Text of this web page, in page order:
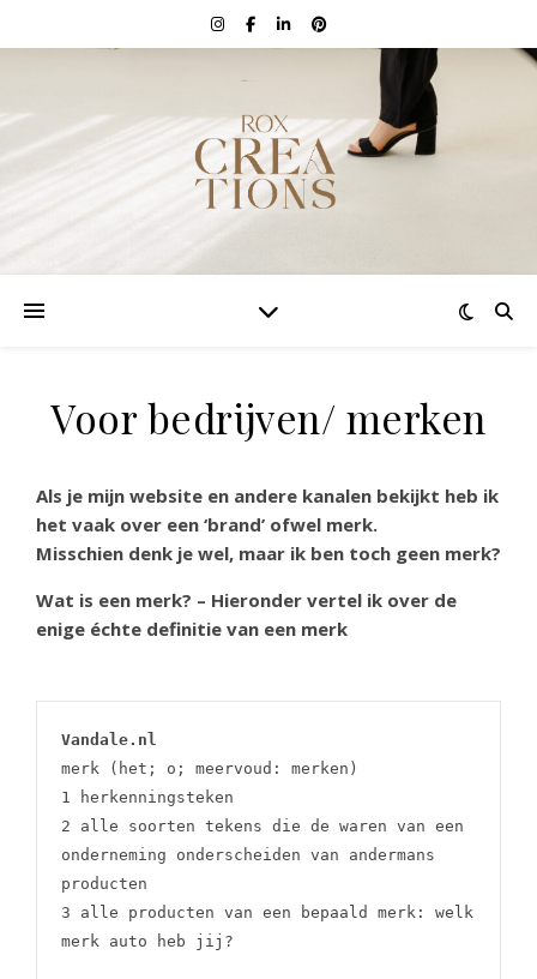
Voor bedrijven/ merken
Als je mijn website en andere kanalen bekijkt heb ik
het vaak over een ‘brand’ ofwel merk.
Misschien denk je wel, maar ik ben toch geen merk?
Wat is een merk? – Hieronder vertel ik over de
enige échte definitie van een merk
Vandale.nl
merk (het; o; meervoud: merken)
1 herkenningsteken
2 alle soorten tekens die de waren van een
onderneming onderscheiden van andermans
producten
3 alle producten van een bepaald merk: welk
merk auto heb jij?